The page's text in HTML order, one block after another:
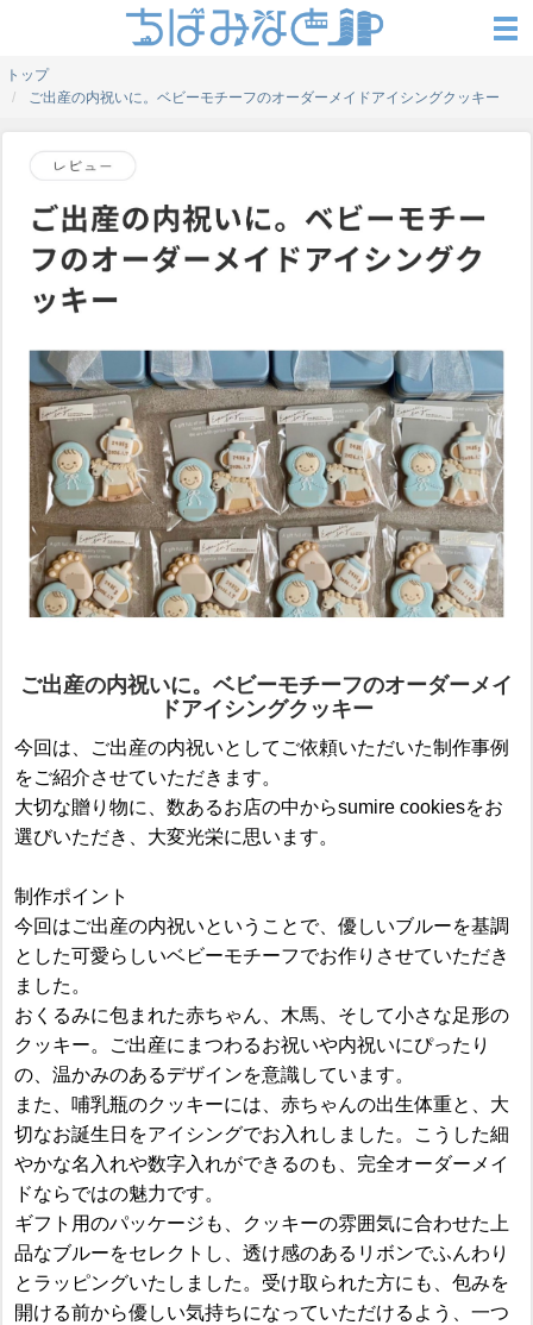
トップ
ご出産の内祝いに。ベビーモチーフのオーダーメイドアイシングクッキー
ご出産の内祝いに。ベビーモチーフのオーダーメイ
ドアイシングクッキー
今回は、ご出産の内祝いとしてご依頼いただいた制作事例
をご紹介させていただきます。
大切な贈り物に、数あるお店の中からsumire cookiesをお
選びいただき、大変光栄に思います。
制作ポイント
今回はご出産の内祝いということで、優しいブルーを基調
とした可愛らしいベビーモチーフでお作りさせていただき
ました。
おくるみに包まれた赤ちゃん、木馬、そして小さな足形の
クッキー。ご出産にまつわるお祝いや内祝いにぴったり
の、温かみのあるデザインを意識しています。
また、哺乳瓶のクッキーには、赤ちゃんの出生体重と、大
切なお誕生日をアイシングでお入れしました。こうした細
やかな名入れや数字入れができるのも、完全オーダーメイ
ドならではの魅力です。
ギフト用のパッケージも、クッキーの雰囲気に合わせた上
品なブルーをセレクトし、透け感のあるリボンでふんわり
とラッピングいたしました。受け取られた方にも、包みを
開ける前から優しい気持ちになっていただけるよう、一つ